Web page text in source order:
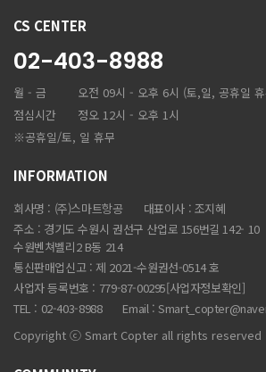
CS CENTER
02-403-8988
월 - 금
오전 09시 - 오후 6시 (토,일, 공휴일
점심시간
정오 12시 - 오후 1시
※공휴일/토, 일 휴무
INFORMATION
회사명 : (주)스마트항공
대표이사 : 조지혜
주소 : 경기도 수원시 권선구 산업로 156번길 142- 10
수원벤쳐벨리2 B동 214
통신판매업신고 : 제 2021-수원권선-0514 호
사업자 등록번호 : 779-87-00295[사업자정보확인]
TEL : 02-403-8988
Email :
Copyright ⓒ Smart Copter all rights reserved